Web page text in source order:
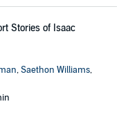
Stories of Isaac
,Saethon Williams,